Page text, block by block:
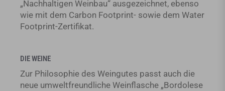
„Nachhaltigen Weinbau“ ausgezeichnet, ebenso
wie mit dem Carbon Footprint- sowie dem Water
Footprint-Zertifikat.
DIE WEINE
Zur Philosophie des Weingutes passt auch die
neue umweltfreundliche Weinflasche „Bordolese